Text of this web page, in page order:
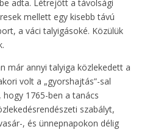
adta. Létrejött a távolsági
mellett egy kisebb távú
a váci talyigásoké. Közülük
már annyi talyiga közlekedett a
volt a „gyorshajtás”-sal
1765-ben a tanács
szabályt,
, és ünnepnapokon délig